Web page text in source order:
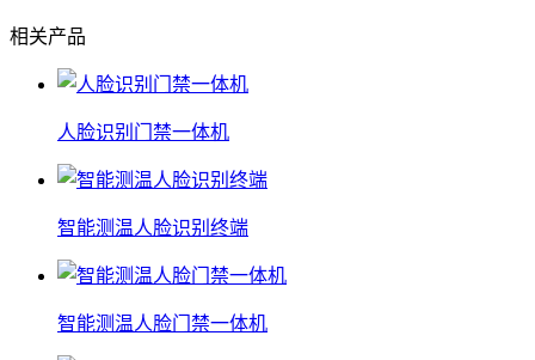
相关产品
人脸识别门禁一体机
智能测温人脸识别终端
智能测温人脸门禁一体机